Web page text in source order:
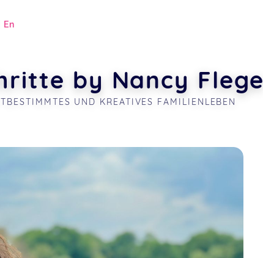
En
by Nancy Flege
UND KREATIVES FAMILIENLEBEN
17
beim Thema Nahrungsergänzung.
WerkstattTALK (kostenlos)
Anna,Oct 29
Show all ratings